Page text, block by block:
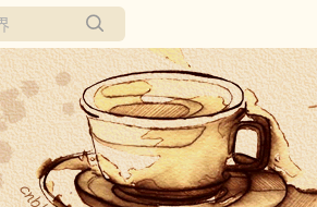
所有博客
当前博客